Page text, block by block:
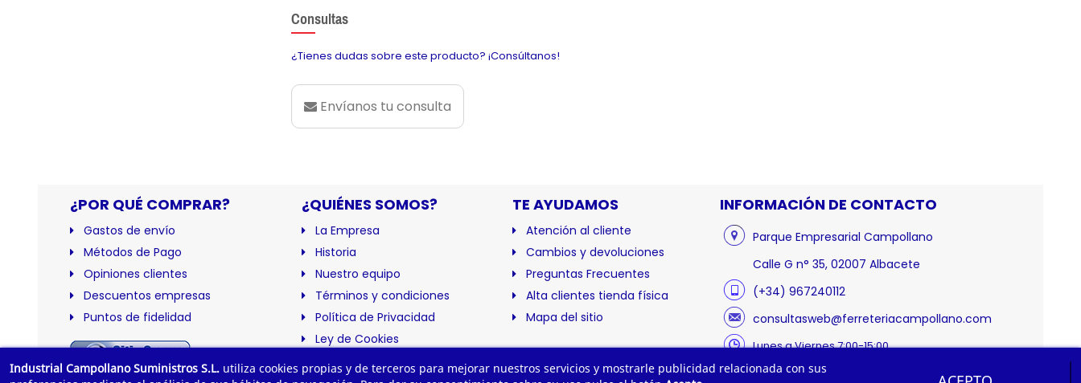
Consultas
¿Tienes dudas sobre este producto? ¡Consúltanos!
Envíanos tu consulta
¿POR QUÉ COMPRAR?
Gastos de envío
Métodos de Pago
Opiniones clientes
Descuentos empresas
Puntos de fidelidad
¿QUIÉNES SOMOS?
La Empresa
Historia
Nuestro equipo
Términos y condiciones
Política de Privacidad
Ley de Cookies
Certificación
TE AYUDAMOS
Atención al cliente
Cambios y devoluciones
Preguntas Frecuentes
Alta clientes tienda física
Mapa del sitio
INFORMACIÓN DE CONTACTO
Parque Empresarial Campollano
Calle G n° 35, 02007 Albacete
(+34) 967240112
consultasweb@ferreteriacampollano.com
Lunes a Viernes 7:00-15:00
Industrial Campollano Suministros S.L. utiliza cookies propias y de terceros para mejorar nuestros servicios y mostrarle publicidad relacionada con sus